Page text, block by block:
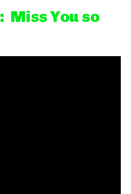
: Miss You so